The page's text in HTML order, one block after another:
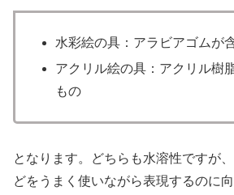
水彩絵の具：アラビアゴムが
アクリル絵の具：アクリル樹
もの
となります。どちらも水溶性ですが
どをうまく使いながら表現するのに